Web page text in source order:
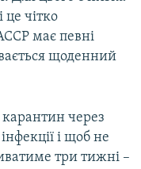
чітко
має певні
щоденний
карантин через
і щоб не
три тижні –